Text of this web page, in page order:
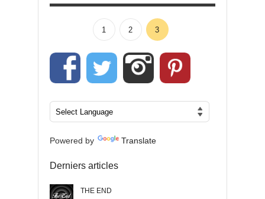
1 2 3
Powered by Translate
Derniers articles
THE END